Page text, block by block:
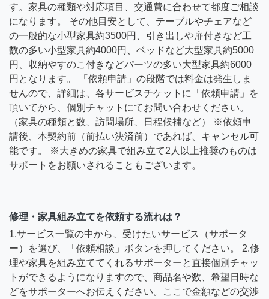
す。家具の種類や対応項目、交通費に合わせて都度ご相談
になります。 その他目安として、テーブルやチェアなど
の一般的な小型家具約3500円、引き出しや扉付きなど工
数の多い小型家具約4000円、ベッドなど大型家具約5000
円、収納やすのこ付きなどパーツの多い大型家具約6000
円となります。 「依頼申請」の段階では料金は発生しま
せんので、詳細は、各サービスチケットに「依頼申請」を
頂いてから、個別チャットにてお問い合わせください。
（家具の種類と数、訪問場所、日程候補など） ※依頼申
請後、本契約前（前払い決済前）であれば、キャンセル可
能です。 ※大きめの家具で組み立て2人以上推奨のものは
サポートをお願いされることもございます。
修理・家具組み立てを依頼する流れは？
1.サービス一覧の中から、受けたいサービス（サポータ
ー）を選び、「依頼相談」ボタンを押してください。 2.修
理や家具を組み立ててくれるサポーターと直接個別チャッ
トができるようになりますので、商品名や数、希望日時な
どをサポーターへお伝えください。ここで金額などの交渉